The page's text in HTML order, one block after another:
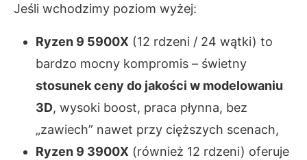
Jeśli wchodzimy poziom wyżej:
Ryzen 9 5900X (12 rdzeni / 24 wątki) to
bardzo mocny kompromis – świetny
stosunek ceny do jakości w modelowaniu
3D, wysoki boost, praca płynna, bez
„zawiech” nawet przy cięższych scenach,
Ryzen 9 3900X (również 12 rdzeni) oferuje